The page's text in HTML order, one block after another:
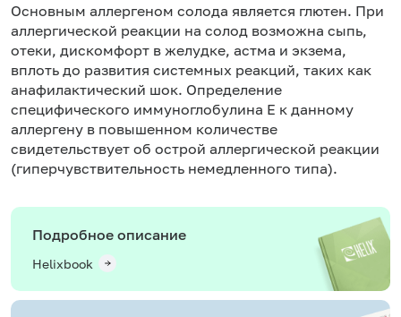
Основным аллергеном солода является глютен. При
аллергической реакции на солод возможна сыпь,
отеки, дискомфорт в желудке, астма и экзема,
вплоть до развития системных реакций, таких как
анафилактический шок. Определение
специфического иммуноглобулина Е к данному
аллергену в повышенном количестве
свидетельствует об острой аллергической реакции
(гиперчувствительность немедленного типа).
Подробное описание
Helixbook